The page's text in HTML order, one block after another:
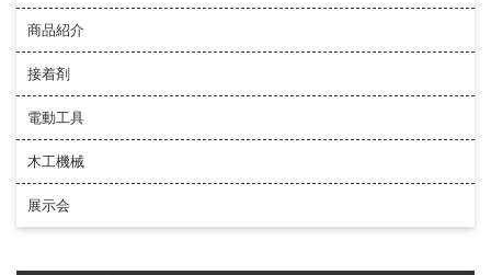
商品紹介
接着剤
電動工具
木工機械
展示会